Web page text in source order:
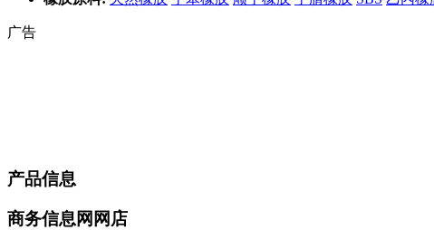
广告
产品信息
商务信息网网店